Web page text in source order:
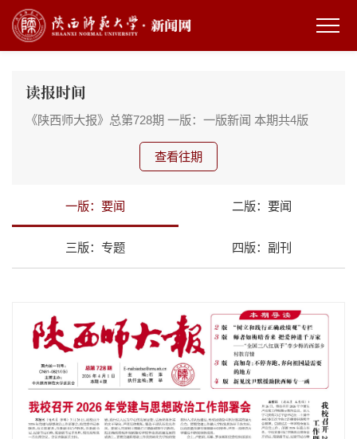
读报时间
《陕西师大报》总第728期 一版：一版新闻 本期共4版
查看往期
一版：要闻 二版：要闻
三版：专题 四版：副刊